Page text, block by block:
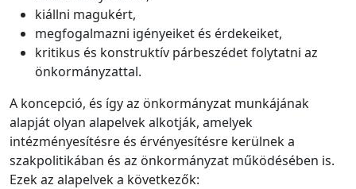
kiállni magukért,
megfogalmazni igényeiket és érdekeiket,
kritikus és konstruktív párbeszédet folytatni az
önkormányzattal.
A koncepció, és így az önkormányzat munkájának
alapját olyan alapelvek alkotják, amelyek
intézményesítésre és érvényesítésre kerülnek a
szakpolitikában és az önkormányzat működésében is.
Ezek az alapelvek a következők: